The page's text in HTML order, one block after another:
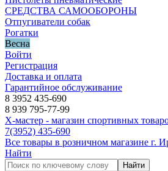
СРЕДСТВА САМООБОРОНЫ
Отпугиватели собак
Рогатки
Весна
Войти
Регистрация
Доставка и оплата
Гарантийное обслуживание
8 3952 435-690
8 939 795-77-99
Х-мастер - магазин спортивных
7(3952) 435-690
Все товары в розничном магазине г.
Найти
Найти